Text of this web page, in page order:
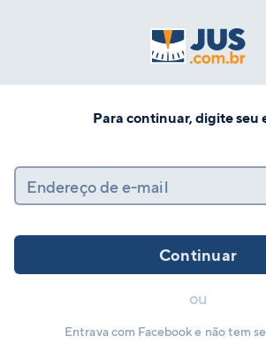
Para continuar, digite seu
Endereço de e-mail
Continuar
ou
Entrava com Facebook e não tem